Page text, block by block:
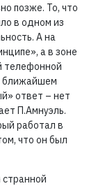
позже. То, что
в одном из
А на
а в зоне
телефонной
ближайшем
ответ – нет
П.Амнуэль.
работал в
что он был
странной